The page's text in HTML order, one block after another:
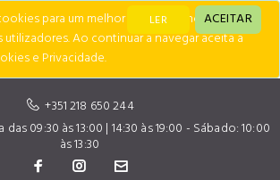
para um melhor desempenho e
utilizadores. Ao continuar a navegar aceita a
e Privacidade.
LER ACEITAR
+351 218 650 244
09:30 às 13:00 | 14:30 às 19:00 - Sábado: 10:00
às 13:30